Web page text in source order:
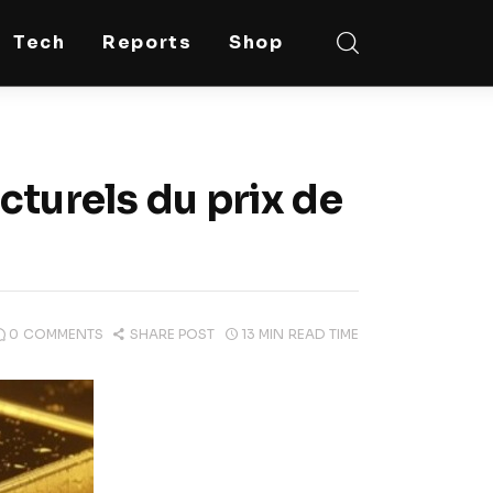
Tech Reports Shop
du prix de
0 COMMENTS SHARE POST 13 MIN READ TIME